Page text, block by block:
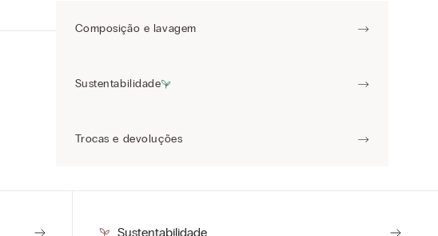
Composição e lavagem
Sustentabilidade
Trocas e devoluções
Sustentabilidade